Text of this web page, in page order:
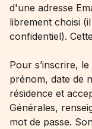
d'une adresse
librement choisi
confidentiel).
Pour s’inscrire,
prénom, date de
résidence et
Générales,
mot de passe.